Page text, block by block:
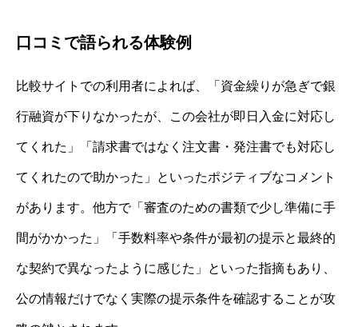
口コミで語られる体験例
比較サイトでの利用者によれば、「資金繰りが急ぎで銀
行融資が下りなかったが、この会社が即日入金に対応し
てくれた」「請求書ではなく注文書・発注書でも対応し
てくれたので助かった」といったポジティブなコメント
があります。他方で「審査のための書類で少し準備に手
間がかかった」「手数料率や条件が最初の提示と最終的
な契約で異なったように感じた」といった指摘もあり、
公の情報だけでなく実際の提示条件を確認することが攻